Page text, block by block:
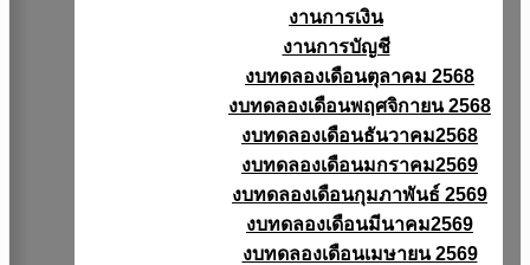
งานการเงิน
งานการบัญชี
งบทดลองเดือนตุลาคม 2568
งบทดลองเดือนพฤศจิกายน 2568
งบทดลองเดือนธันวาคม2568
งบทดลองเดือนมกราคม2569
งบทดลองเดือนกุมภาพันธ์ 2569
งบทดลองเดือนมีนาคม2569
งบทดลองเดือนเมษายน 2569